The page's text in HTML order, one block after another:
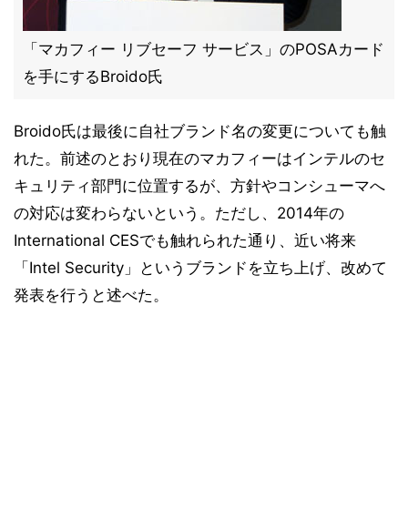
「マカフィー リブセーフ サービス」のPOSAカード
を手にするBroido氏
Broido氏は最後に自社ブランド名の変更についても触
れた。前述のとおり現在のマカフィーはインテルのセ
キュリティ部門に位置するが、方針やコンシューマへ
の対応は変わらないという。ただし、2014年の
International CESでも触れられた通り、近い将来
「Intel Security」というブランドを立ち上げ、改めて
発表を行うと述べた。